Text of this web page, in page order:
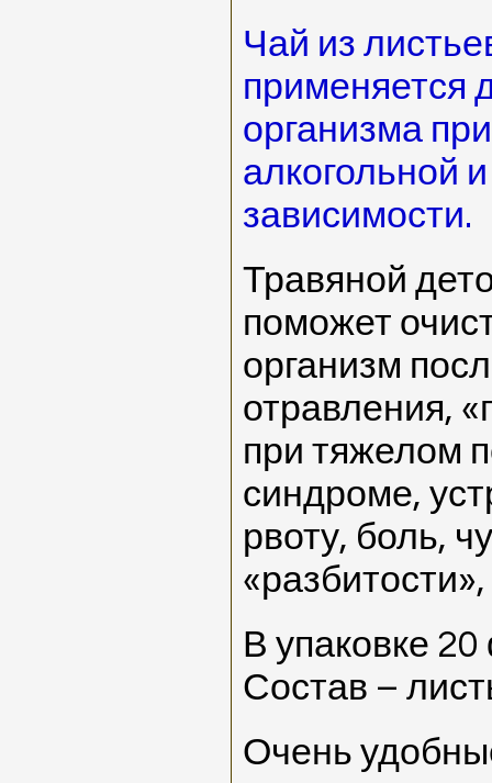
Чай из
применяется
организма
алкогольной
зависимости.
Травяной
поможет
организм
отравления,
при тяжелом
синдроме,
рвоту, боль,
В упаковке
Состав –
Очень